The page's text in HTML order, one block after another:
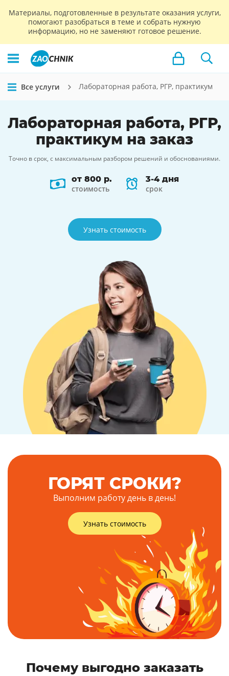
Материалы, подготовленные в результате оказания услуги,
помогают разобраться в теме и собрать нужную
информацию, но не заменяют готовое решение.
Все услуги Лабораторная работа, РГР, практикум
Лабораторная работа, РГР,
практикум на заказ
Точно в срок, с максимальным разбором решений и обоснованиями.
от 800 р.
стоимость
3-4 дня
срок
Узнать стоимость
ГОРЯТ СРОКИ?
Выполним работу день в день!
Узнать стоимость
Почему выгодно заказать